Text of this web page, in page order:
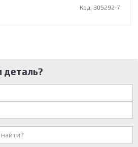
Код: 305292-7
деталь?